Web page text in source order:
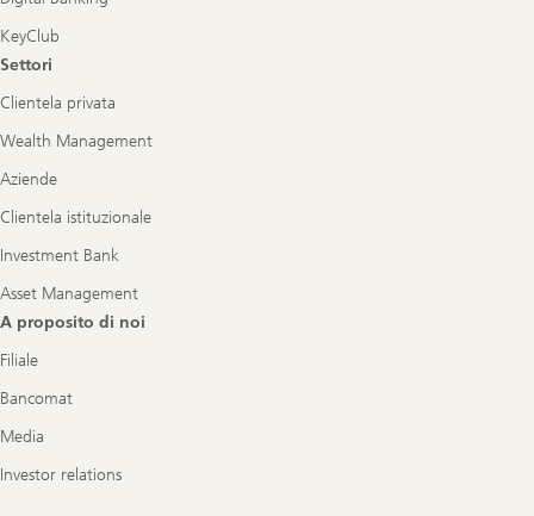
KeyClub
Settori
Clientela privata
Wealth Management
Aziende
Clientela istituzionale
Investment Bank
Asset Management
A proposito di noi
Filiale
Bancomat
Media
Investor relations